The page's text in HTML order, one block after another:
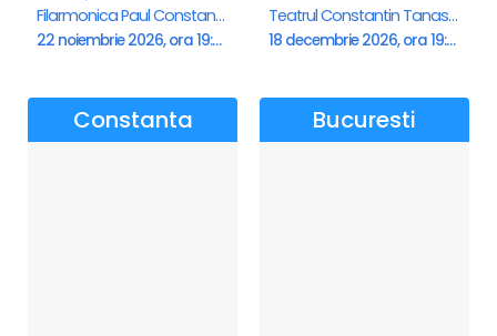
Filarmonica Paul Constantinescu, Ploiesti
22 noiembrie 2026, ora 19:00
Teatrul Constantin Tanase - Sala Savoy, Bucuresti
18 decembrie 2026, ora 19:00
Constanta Bucuresti